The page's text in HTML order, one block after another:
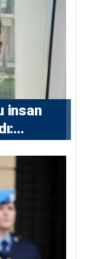
insan